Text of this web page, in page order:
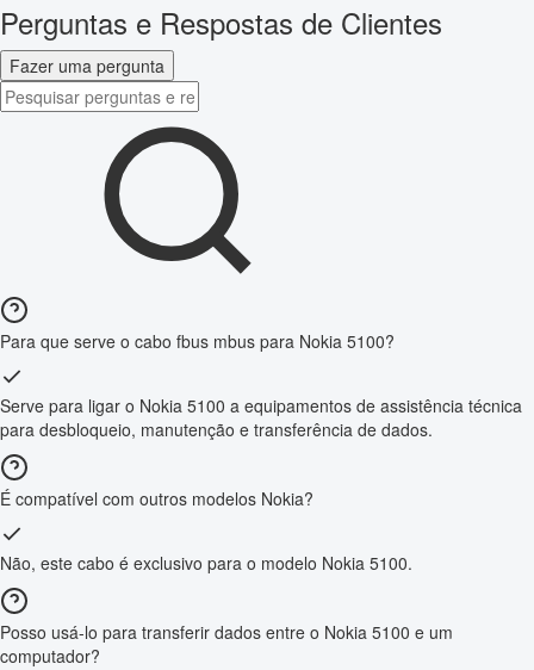
Perguntas e Respostas de Clientes
Fazer uma pergunta
Para que serve o cabo fbus mbus para Nokia 5100?
Serve para ligar o Nokia 5100 a equipamentos de assistência técnica
para desbloqueio, manutenção e transferência de dados.
É compatível com outros modelos Nokia?
Não, este cabo é exclusivo para o modelo Nokia 5100.
Posso usá-lo para transferir dados entre o Nokia 5100 e um
computador?